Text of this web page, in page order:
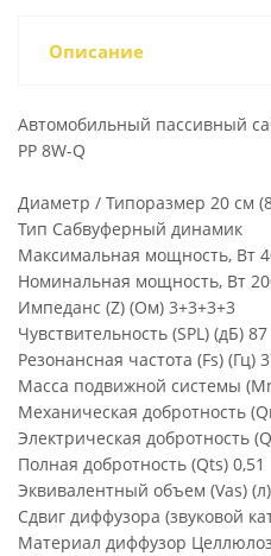
Описание
Автомобильный пассивный
PP 8W-Q
Диаметр / Типоразмер 20 см
Тип Сабвуферный динамик
Максимальная мощность, Вт
Номинальная мощность, Вт
Импеданс (Z) (Ом) 3+3+3+3
Чувствительность (SPL) (дБ) 87
Резонансная частота (Fs) (Гц)
Масса подвижной системы
Механическая добротность
Электрическая добротность
Полная добротность (Qts) 0,51
Эквивалентный объем (Vas)
Сдвиг диффузора (звуковой
Материал диффузор